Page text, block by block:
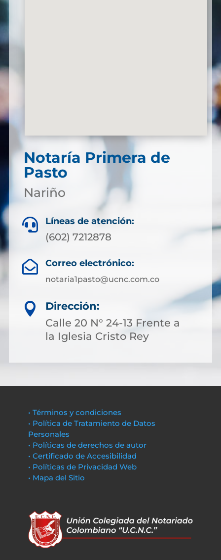
Notaría Primera de
Pasto
Nariño
 Líneas de atención:
(602) 7212878
 Correo electrónico:
notaria1pasto@ucnc.com.co

Dirección:
Calle 20 N° 24-13 Frente a
la Iglesia Cristo Rey
• Términos y condiciones
• Política de Tratamiento de Datos
Personales
• Políticas de derechos de autor
• Certificado de Accesibilidad
• Políticas de Privacidad Web
• Mapa del Sitio